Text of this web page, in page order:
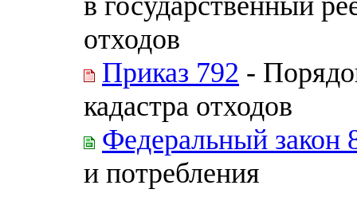
отходов
Приказ 792 -
кадастра отходов
Федеральный закон
и потребления